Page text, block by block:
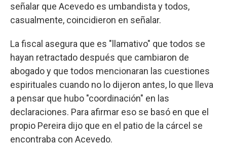
señalar que Acevedo es umbandista y todos,
casualmente, coincidieron en señalar.
La fiscal asegura que es "llamativo" que todos se
hayan retractado después que cambiaron de
abogado y que todos mencionaran las cuestiones
espirituales cuando no lo dijeron antes, lo que lleva
a pensar que hubo "coordinación" en las
declaraciones. Para afirmar eso se basó en que el
propio Pereira dijo que en el patio de la cárcel se
encontraba con Acevedo.